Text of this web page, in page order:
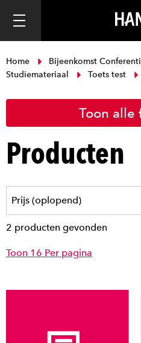
Home Bijeenkomst
Studiemateriaal
Toets test
Toon alle
Producten
2 producten gevonden
Toon 16 Per pagina